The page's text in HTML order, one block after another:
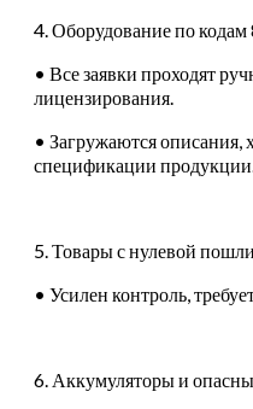
4. Оборудование по
• Все заявки проходят
лицензирования.
• Загружаются описания,
спецификации продукции.
5. Товары с нулевой
• Усилен контроль,
6. Аккумуляторы и